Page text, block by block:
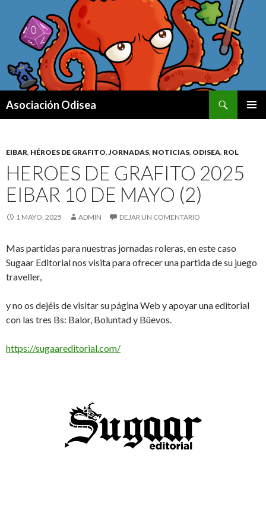
Asociación Odisea
EIBAR, HÉROES DE GRAFITO, JORNADAS, NOTICIAS, ODISEA, ROL
HEROES DE GRAFITO 2025
EIBAR 10 DE MAYO (2)
1 MAYO, 2025 ADMIN DEJAR UN COMENTARIO
Mas partidas para nuestras jornadas roleras, en este caso
Sugaar Editorial nos visita para ofrecer una partida de su juego
traveller,
y no os dejéis de visitar su página Web y apoyar una editorial
con las tres Bs: Balor, Boluntad y Büevos.
https://sugaareditorial.com/